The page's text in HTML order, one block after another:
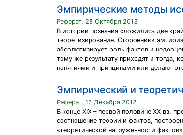
Эмпирические методы
Реферат, 28 Октября 2013
В истории познания сложились две
теоретизирование. Сторонники
абсолютизирует роль фактов и
тому же результату приходят и тогда,
понятиями и принципами или делают
Эмпирический и
Реферат, 13 Декабря 2012
В конце XIX – первой половине ХХ вв.
соотношение теории и фактов,
«теоретической нагруженности